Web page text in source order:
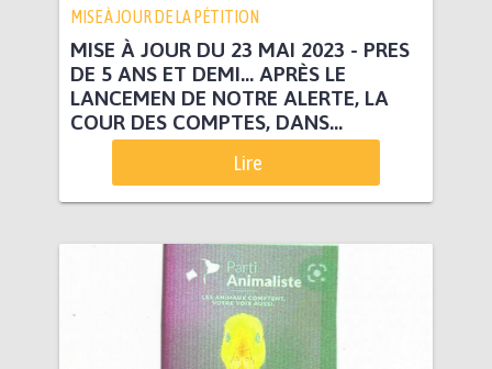
MISE À JOUR DE LA PÉTITION
MISE À JOUR DU 23 MAI 2023 - PRES
DE 5 ANS ET DEMI... APRÈS LE
LANCEMEN DE NOTRE ALERTE, LA
COUR DES COMPTES, DANS...
Lire